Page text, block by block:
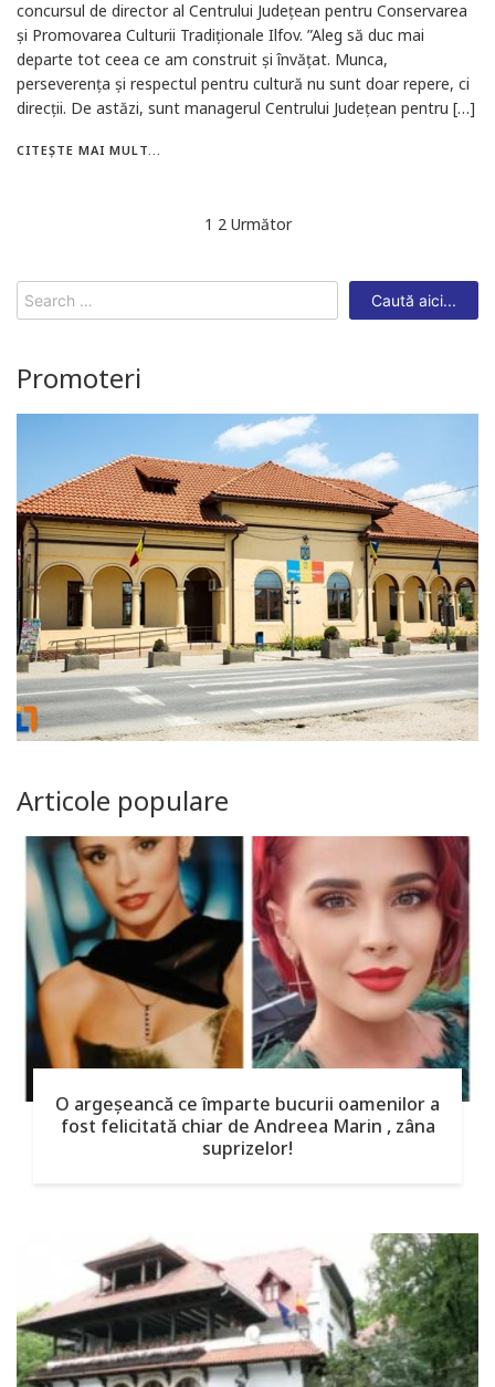
concursul de director al Centrului Județean pentru Conservarea
și Promovarea Culturii Tradiționale Ilfov. ”Aleg să duc mai
departe tot ceea ce am construit și învățat. Munca,
perseverența și respectul pentru cultură nu sunt doar repere, ci
direcții. De astăzi, sunt managerul Centrului Județean pentru […]
CITEȘTE MAI MULT...
articole
1 2 Următor
Search
for:
Promoteri
Articole populare
O argeşeancă ce împarte bucurii oamenilor a
fost felicitată chiar de Andreea Marin , zâna
suprizelor!